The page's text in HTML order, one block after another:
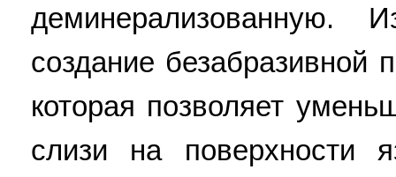
деминерализованную.
создание
которая позволяет
слизи на поверхности